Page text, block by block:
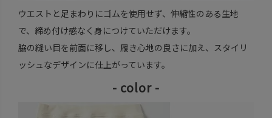
ウエストと足まわりにゴムを使用せず、伸縮性のある生地
で、締め付け感なく身につけていただけます。
脇の縫い目を前面に移し、履き心地の良さに加え、スタイリ
ッシュなデザインに仕上がっています。
- color -